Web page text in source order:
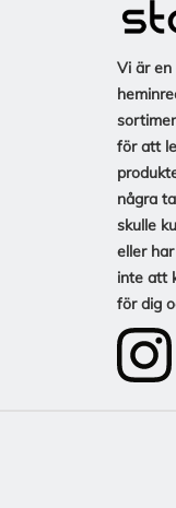
Vi är en
för att
några
skulle
eller
inte att
för dig